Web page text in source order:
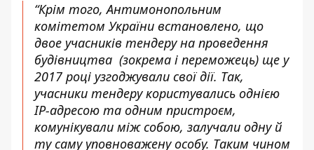
“Крім того, Антимонопольним
комітетом України встановлено, що
двое учасників тендеру на проведення
будівництва (зокрема і переможець) ще у
2017 році узгоджували свої дії. Так,
учасники тендеру користувались однією
IP-адресою та одним пристроєм,
комунікували між собою, залучали одну й
ту саму уповноважену особу. Таким чином